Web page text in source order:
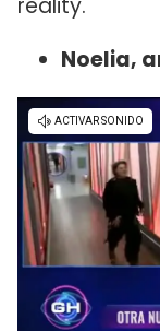
reality.
Noelia,